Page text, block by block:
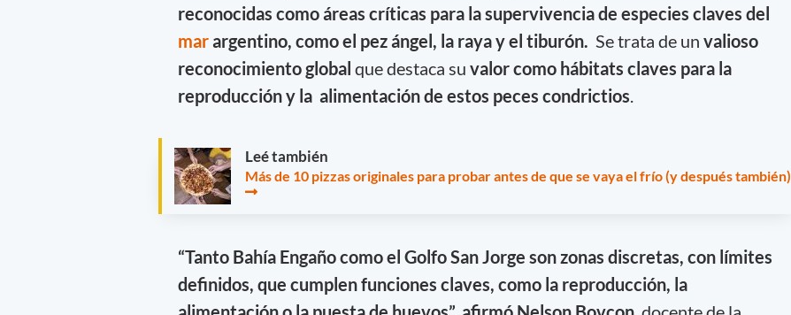
reconocidas como áreas críticas para la supervivencia de especies claves del
marargentino, como el pez ángel, la raya y el tiburón. Se trata de un valioso
reconocimiento global que destaca su valor como hábitats claves para la
reproducción y la alimentación de estos peces condrictios
Leé también
Más de 10 pizzas originales para probar antes de que se vaya el frío (y después también)
“Tanto Bahía Engaño como el Golfo San Jorge son zonas discretas, con límites
definidos, que cumplen funciones claves, como la reproducción, la